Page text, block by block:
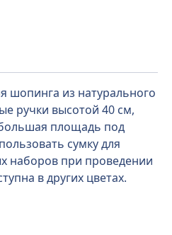
шопинга из натурального
ручки высотой 40 см,
площадь под
сумку для
наборов при проведении
в других цветах.